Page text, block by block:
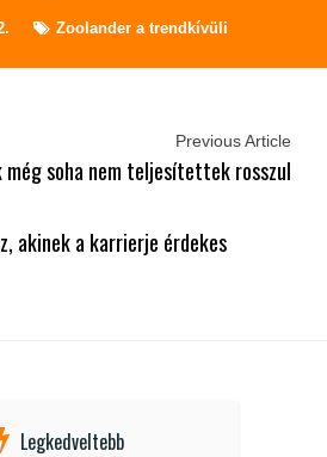
Zoolander a trendkívüli
Previous Article
még soha nem teljesítettek rosszul
akinek a karrierje érdekes
Legkedveltebb